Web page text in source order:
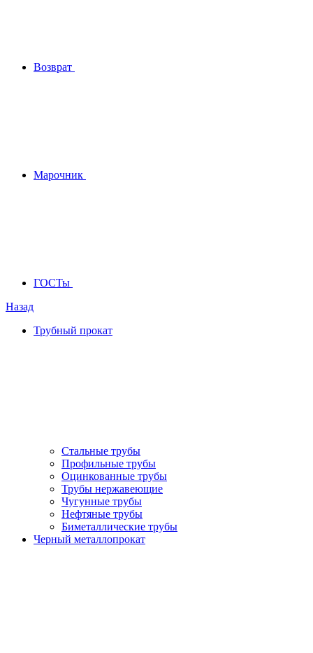
Возврат
Марочник
ГОСТы
Назад
Трубный прокат
Стальные трубы
Профильные трубы
Оцинкованные трубы
Трубы нержавеющие
Чугунные трубы
Нефтяные трубы
Биметаллические трубы
Черный металлопрокат